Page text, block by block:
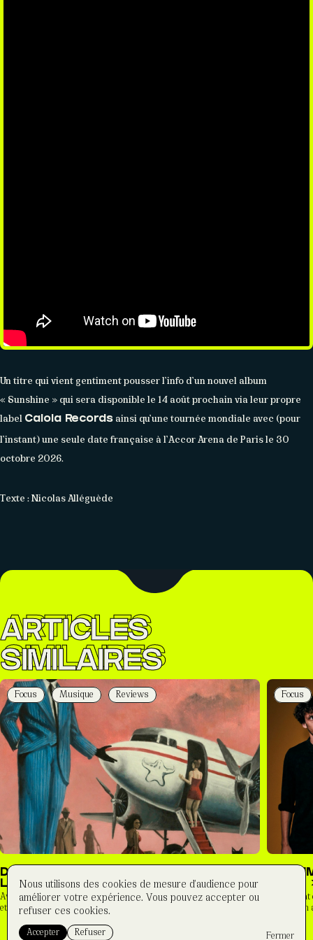
Un titre qui vient gentiment pousser l’info d’un nouvel album
« Sunshine » qui sera disponible le 14 août prochain via leur propre
label Caiola Records ainsi qu’une tournée mondiale avec (pour
l’instant) une seule date française à l’Accor Arena de Paris le 30
octobre 2026.
Texte : Nicolas Alléguède
ARTICLES
SIMILAIRES
Focus Musique Reviews
DUCKWRTH – « TOXIC ROMANTIC » :
L’AMOUR SOUS TENSION
Avec Toxic Romantic, Duckwrth continue de redéfinir les codes du R&B
et du hip-hop alternatif. Mélan...
Focus
REST
Coup
impression
Nous utilisons des cookies de mesure d'audience pour
améliorer votre expérience. Vous pouvez accepter ou
refuser ces cookies.
Accepter Refuser Fermer